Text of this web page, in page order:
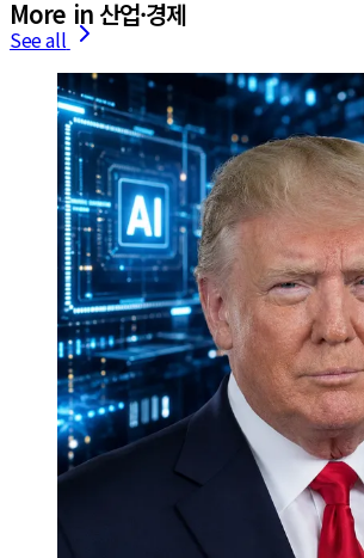
More in 산업·경제
See all